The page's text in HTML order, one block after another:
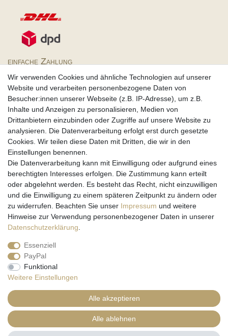
einfache Zahlung
Partner
Rechtssicherheit
Impressum
Barrierefreiheitserklärung
Wir verwenden Cookies und ähnliche Technologien auf unserer
Website und verarbeiten personenbezogene Daten von
Besucher:innen unserer Webseite (z.B. IP-Adresse), um z.B.
Inhalte und Anzeigen zu personalisieren, Medien von
Drittanbietern einzubinden oder Zugriffe auf unsere Website zu
analysieren. Die Datenverarbeitung erfolgt erst durch gesetzte
Cookies. Wir teilen diese Daten mit Dritten, die wir in den
Einstellungen benennen.
Die Datenverarbeitung kann mit Einwilligung oder aufgrund eines
berechtigten Interesses erfolgen. Die Zustimmung kann erteilt
oder abgelehnt werden. Es besteht das Recht, nicht einzuwilligen
und die Einwilligung zu einem späteren Zeitpunkt zu ändern oder
zu widerrufen. Beachten Sie unser Impressum und weitere
Hinweise zur Verwendung personenbezogener Daten in unserer
Daten­schutz­erklärung
Essenziell
PayPal
Funktional
Weitere Einstellungen
Alle akzeptieren
Alle ablehnen